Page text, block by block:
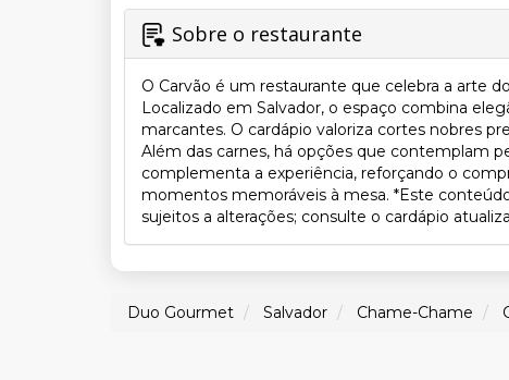
Sobre o restaurante
O Carvão é um restaurante que celebra a arte
Localizado em Salvador, o espaço combina
marcantes. O cardápio valoriza cortes nobres
Além das carnes, há opções que contemplam
complementa a experiência, reforçando o
momentos memoráveis à mesa. *Este
sujeitos a alterações; consulte o cardápio
Duo Gourmet Salvador Chame-Chame